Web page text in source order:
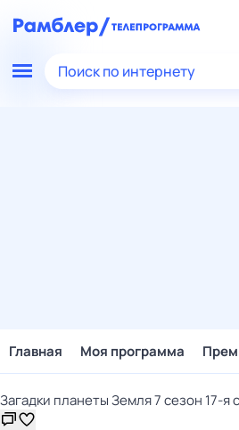
Поиск по интернету
Главная Моя программа
Загадки планеты Земля 7 сезон 17-я